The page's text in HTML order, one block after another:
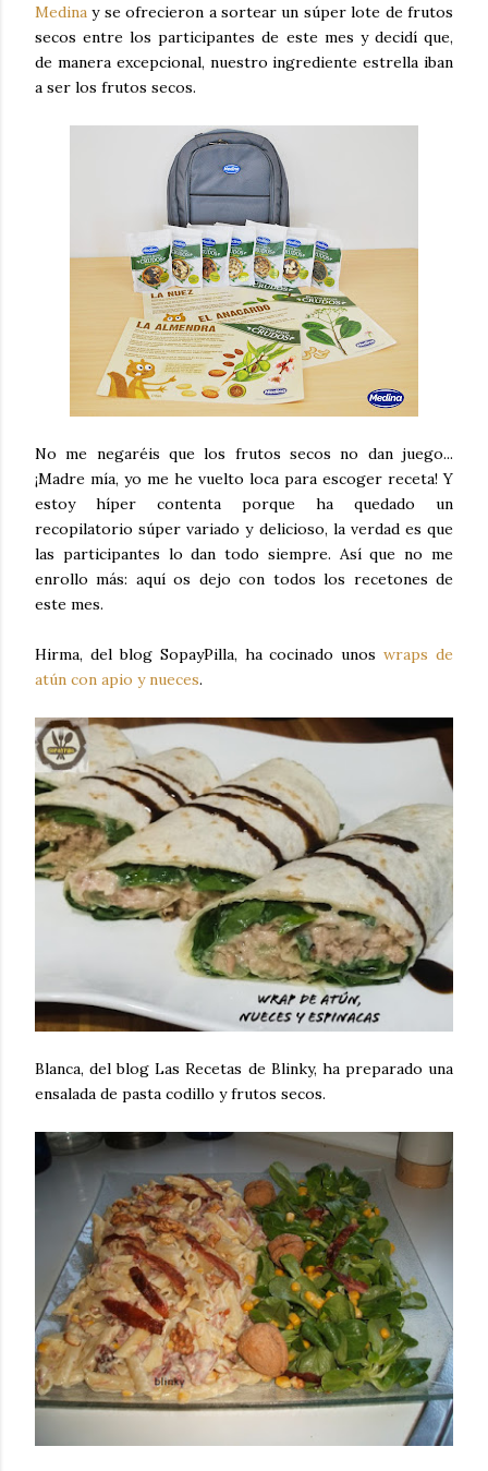
Medina y se ofrecieron a sortear un súper lote de frutos
secos entre los participantes de este mes y decidí que,
de manera excepcional, nuestro ingrediente estrella iban
a ser los frutos secos.
No me negaréis que los frutos secos no dan juego...
¡Madre mía, yo me he vuelto loca para escoger receta! Y
estoy híper contenta porque ha quedado un
recopilatorio súper variado y delicioso, la verdad es que
las participantes lo dan todo siempre. Así que no me
enrollo más: aquí os dejo con todos los recetones de
este mes.
Hirma, del blog SopayPilla, ha cocinado unoswraps de
atún con apio y nueces.
Blanca, del blog Las Recetas de Blinky, ha preparado una
ensalada de pasta codillo y frutos secos.